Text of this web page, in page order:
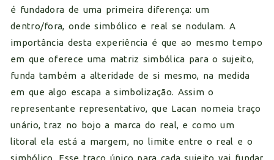
é fundadora de uma primeira diferença: um
dentro/fora, onde simbólico e real se nodulam. A
importância desta experiência é que ao mesmo tempo
em que oferece uma matriz simbólica para o sujeito,
funda também a alteridade de si mesmo, na medida
em que algo escapa a simbolização. Assim o
representante representativo, que Lacan nomeia traço
unário, traz no bojo a marca do real, e como um
litoral ela está a margem, no limite entre o real e o
simbólico. Esse traço único para cada sujeito vai fundar